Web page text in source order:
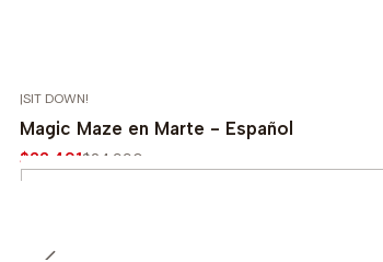
-10%
|SIT DOWN!
Magic Maze en Marte - Español
$22.491$24.990